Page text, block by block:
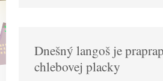
Dnešný langoš je
chlebovej placky